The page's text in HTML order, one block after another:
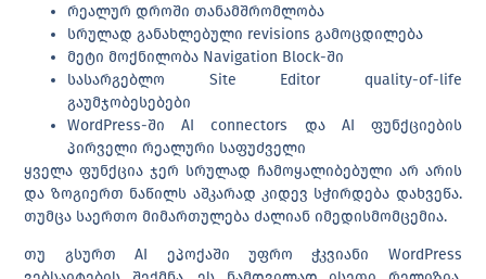
რეალურ დროში თანამშრომლობა
სრულად განახლებული revisions გამოცდილება
მეტი მოქნილობა Navigation Block-ში
სასარგებლო Site Editor quality-of-life
გაუმჯობესებები
WordPress-ში AI connectors და AI ფუნქციების
პირველი რეალური საფუძველი
ყველა ფუნქცია ჯერ სრულად ჩამოყალიბებული არ არის
და ზოგიერთ ნაწილს აშკარად კიდევ სჭირდება დახვეწა.
თუმცა საერთო მიმართულება ძალიან იმედისმომცემია.
თუ გსურთ AI ეპოქაში უფრო ჭკვიანი WordPress